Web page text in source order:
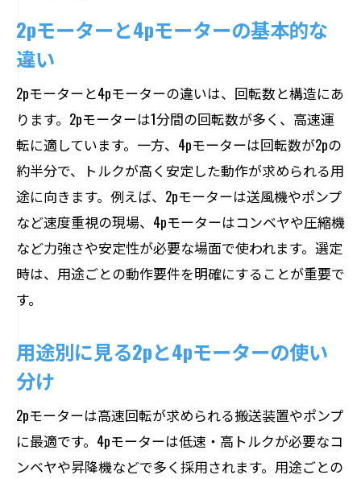
2pモーターと4pモーターの基本的な
違い
2pモーターと4pモーターの違いは、回転数と構造にあ
ります。2pモーターは1分間の回転数が多く、高速運
転に適しています。一方、4pモーターは回転数が2pの
約半分で、トルクが高く安定した動作が求められる用
途に向きます。例えば、2pモーターは送風機やポンプ
など速度重視の現場、4pモーターはコンベヤや圧縮機
など力強さや安定性が必要な場面で使われます。選定
時は、用途ごとの動作要件を明確にすることが重要で
す。
用途別に見る2pと4pモーターの使い
分け
2pモーターは高速回転が求められる搬送装置やポンプ
に最適です。4pモーターは低速・高トルクが必要なコ
ンベヤや昇降機などで多く採用されます。用途ごとの